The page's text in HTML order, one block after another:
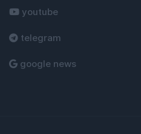
youtube
telegram
google news